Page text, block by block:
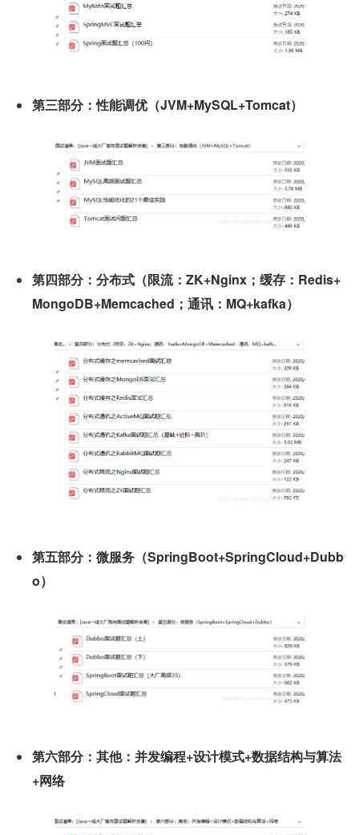
第三部分：性能调优（JVM+MySQL+Tomcat）
第四部分：分布式（限流：ZK+Nginx；缓存：Redis+
MongoDB+Memcached；通讯：MQ+kafka）
第五部分：微服务（SpringBoot+SpringCloud+Dubb
o）
第六部分：其他：并发编程+设计模式+数据结构与算法
+网络